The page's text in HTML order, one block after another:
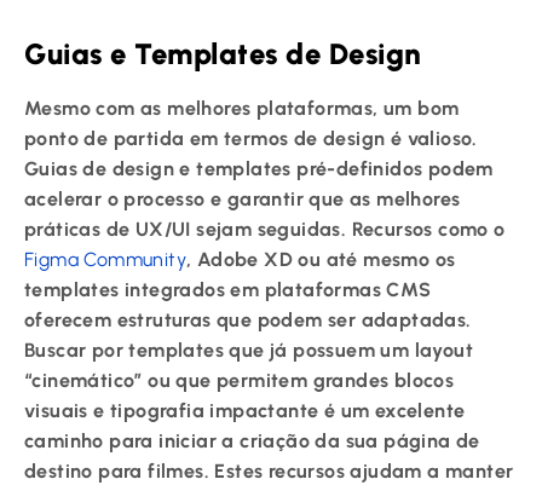
Guias e Templates de Design
Mesmo com as melhores plataformas, um bom
ponto de partida em termos de design é valioso.
Guias de design e templates pré-definidos podem
acelerar o processo e garantir que as melhores
práticas de UX/UI sejam seguidas. Recursos como o
Figma Community, Adobe XD ou até mesmo os
templates integrados em plataformas CMS
oferecem estruturas que podem ser adaptadas.
Buscar por templates que já possuem um layout
“cinemático” ou que permitem grandes blocos
visuais e tipografia impactante é um excelente
caminho para iniciar a criação da sua página de
destino para filmes. Estes recursos ajudam a manter